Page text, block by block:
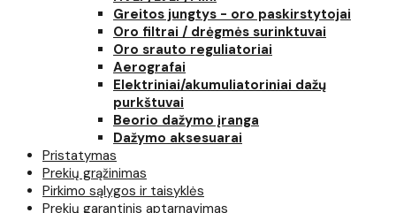
Greitos jungtys - oro paskirstytojai
Oro filtrai / drėgmės surinktuvai
Oro srauto reguliatoriai
Aerografai
Elektriniai/akumuliatoriniai dažų
purkštuvai
Beorio dažymo įranga
Dažymo aksesuarai
Pristatymas
Prekių grąžinimas
Pirkimo sąlygos ir taisyklės
Prekių garantinis aptarnavimas